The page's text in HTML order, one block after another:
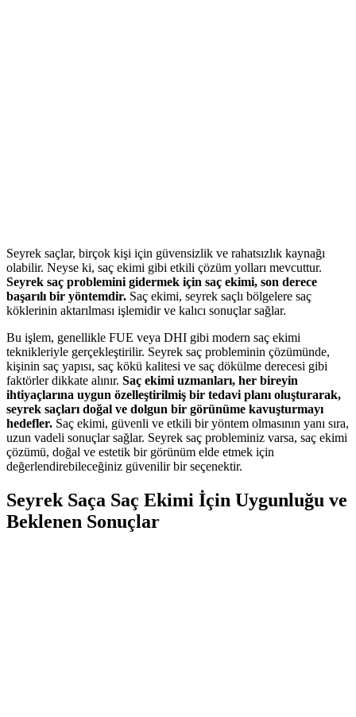
Seyrek saçlar, birçok kişi için güvensizlik ve rahatsızlık kaynağı
olabilir. Neyse ki, saç ekimi gibi etkili çözüm yolları mevcuttur.
Seyrek saç problemini gidermek için saç ekimi, son derece
başarılı bir yöntemdir. Saç ekimi, seyrek saçlı bölgelere saç
köklerinin aktarılması işlemidir ve kalıcı sonuçlar sağlar.
Bu işlem, genellikle FUE veya DHI gibi modern saç ekimi
teknikleriyle gerçekleştirilir. Seyrek saç probleminin çözümünde,
kişinin saç yapısı, saç kökü kalitesi ve saç dökülme derecesi gibi
faktörler dikkate alınır. Saç ekimi uzmanları, her bireyin
ihtiyaçlarına uygun özelleştirilmiş bir tedavi planı oluşturarak,
seyrek saçları doğal ve dolgun bir görünüme kavuşturmayı
hedefler. Saç ekimi, güvenli ve etkili bir yöntem olmasının yanı sıra,
uzun vadeli sonuçlar sağlar. Seyrek saç probleminiz varsa, saç ekimi
çözümü, doğal ve estetik bir görünüm elde etmek için
değerlendirebileceğiniz güvenilir bir seçenektir.
Seyrek Saça Saç Ekimi İçin Uygunluğu ve
Beklenen Sonuçlar